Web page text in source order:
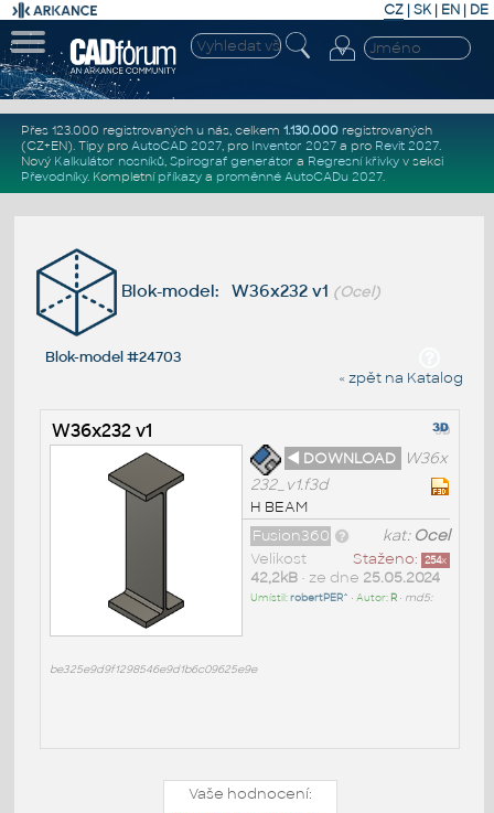
CZ | SK| EN | DE
Přes 123.000 registrovaných u nás, celkem 1.130.000registrovaných
(CZ+EN). Tipy pro AutoCAD 2027, pro Inventor 2027a pro Revit 2027.
Nový Kalkulátor nosníků, Spirograf generátor a Regresní křivkyv sekci
Převodníky. Kompletní příkazya proměnné AutoCADu 2027.
Blok-model: W36x232 v1 (Ocel)
Blok-model #24703
« zpět na Katalog
W36x232 v1
◄ DOWNLOAD
W36x
232_v1.f3d
H BEAM
kat: Ocel
Fusion360
Staženo: 254x
Velikost
42,2kB• ze dne 25.05.2024
Umístil:robertPER^ • Autor: R• md5:
be325e9d9f1298546e9d1b6c09625e9e
Vaše hodnocení: